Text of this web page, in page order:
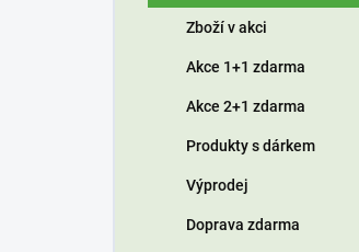
Zboží v akci
Akce 1+1 zdarma
Akce 2+1 zdarma
Produkty s dárkem
Výprodej
Doprava zdarma